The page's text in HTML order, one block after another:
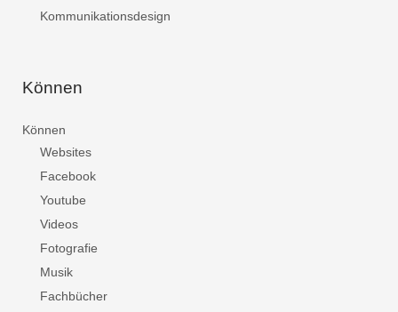
Kommunikationsdesign
Können
Können
Websites
Facebook
Youtube
Videos
Fotografie
Musik
Fachbücher